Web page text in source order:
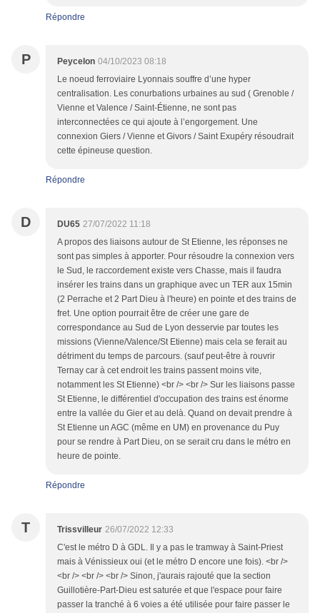
Répondre
P Peycelon 04/10/2023 08:18
Le noeud ferroviaire Lyonnais souffre d’une hyper
centralisation. Les conurbations urbaines au sud ( Grenoble /
Vienne et Valence / Saint-Étienne, ne sont pas
interconnectées ce qui ajoute à l’engorgement. Une
connexion Giers / Vienne et Givors / Saint Exupéry résoudrait
cette épineuse question.
Répondre
D DU65 27/07/2022 11:18
A propos des liaisons autour de St Etienne, les réponses ne
sont pas simples à apporter. Pour résoudre la connexion vers
le Sud, le raccordement existe vers Chasse, mais il faudra
insérer les trains dans un graphique avec un TER aux 15min
(2 Perrache et 2 Part Dieu à l'heure) en pointe et des trains de
fret. Une option pourrait être de créer une gare de
correspondance au Sud de Lyon desservie par toutes les
missions (Vienne/Valence/St Etienne) mais cela se ferait au
détriment du temps de parcours. (sauf peut-être à rouvrir
Ternay car à cet endroit les trains passent moins vite,
notamment les St Etienne) <br /> <br /> Sur les liaisons passe
St Etienne, le différentiel d'occupation des trains est énorme
entre la vallée du Gier et au delà. Quand on devait prendre à
St Etienne un AGC (même en UM) en provenance du Puy
pour se rendre à Part Dieu, on se serait cru dans le métro en
heure de pointe.
Répondre
T Trissvilleur 26/07/2022 12:33
C'est le métro D à GDL. Il y a pas le tramway à Saint-Priest
mais à Vénissieux oui (et le métro D encore une fois). <br />
<br /> <br /> <br /> Sinon, j'aurais rajouté que la section
Guillotière-Part-Dieu est saturée et que l'espace pour faire
passer la tranché à 6 voies a été utilisée pour faire passer le